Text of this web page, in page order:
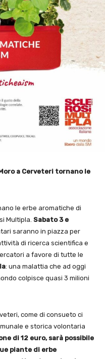
a Cerveteri tornano le
le erbe aromatiche di
Multipla. Sabato 3 e
saranno in piazza per
di ricerca scientifica e
a favore di tutte le
: una malattia che ad oggi
colpisce quasi 3 milioni
come di consueto ci
e storica volontaria
di 12 euro, sarà possibile
piante di erbe